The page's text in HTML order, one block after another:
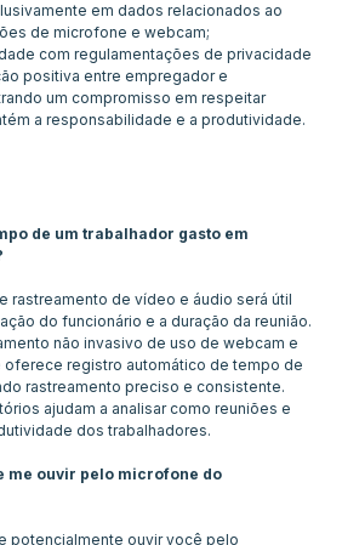
em dados relacionados ao
de microfone e webcam;
com regulamentações de privacidade
positiva entre empregador e
um compromisso em respeitar
a responsabilidade e a produtividade.
de um trabalhador gasto em
rastreamento de vídeo e áudio será útil
do funcionário e a duração da reunião.
não invasivo de uso de webcam e
registro automático de tempo de
rastreamento preciso e consistente.
ajudam a analisar como reuniões e
dos trabalhadores.
me ouvir pelo microfone do
potencialmente ouvir você pelo